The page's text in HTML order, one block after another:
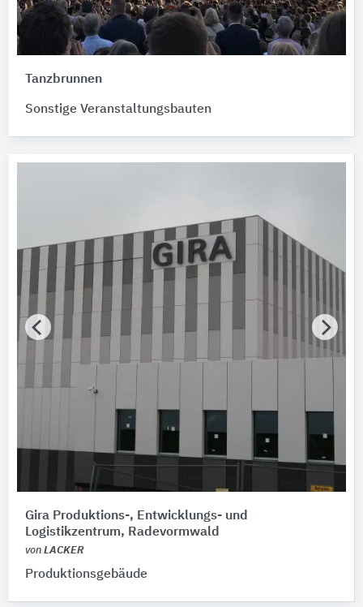
Hersteller
TIGER Coatings
Bitte auswählen
Bitte auswählen
Tragwerkskonstruktion
Vollgeschosse
Zertifikate für Nachhaltigkeit
Bitte auswählen
Zertifikat vorhanden
Tanzbrunnen
Sonstige Veranstaltungsbauten
Gira Produktions-, Entwicklungs- und
Logistikzentrum, Radevormwald
von LACKER
Produktionsgebäude